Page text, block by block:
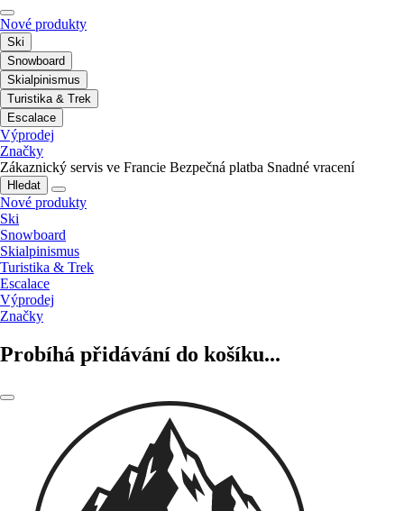
Nové produkty
Ski
Snowboard
Skialpinismus
Turistika & Trek
Escalace
Výprodej
Značky
Zákaznický servis ve Francie Bezpečná platba Snadné vracení
Hledat
Nové produkty
Ski
Snowboard
Skialpinismus
Turistika & Trek
Escalace
Výprodej
Značky
Probíhá přidávání do košíku...